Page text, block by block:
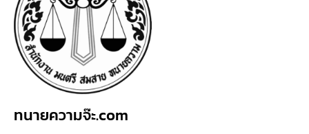
ทนายความจ๊ะ.com